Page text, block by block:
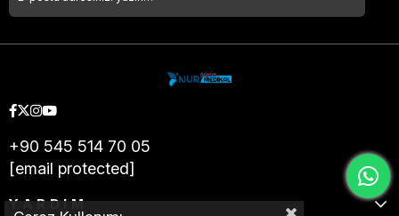
+90 545 514 70 05
[email protected]
YARDIM